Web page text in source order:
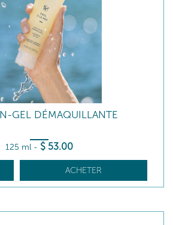
GEL DÉMAQUILLANTE
125 ml - $ 53.00
ACHETER